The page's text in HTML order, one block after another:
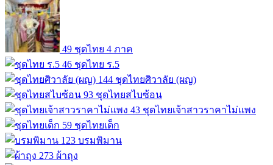
49 ชุดไทย 4 ภาค
46 ชุดไทย ร.5
144 ชุดไทยศิวาลัย (ผญ)
93 ชุดไทยสไบซ้อน
43 ชุดไทยเจ้าสาวราคาไม่แพง
59 ชุดไทยเด็ก
123 บรมพิมาน
273 ผ้าถุง